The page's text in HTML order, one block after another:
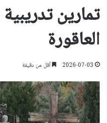
تمارين
العاقورة
2026-07-03 أقل من دقيقة